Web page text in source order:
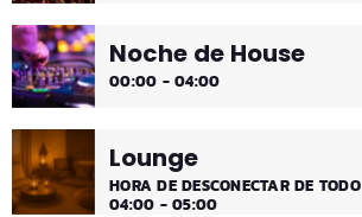
Noche de House
00:00 - 04:00
Lounge
HORA DE DESCONECTAR DE TODO
04:00 - 05:00